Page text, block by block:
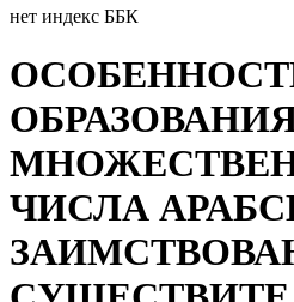
нет индекс ББК
ЧИСЛА